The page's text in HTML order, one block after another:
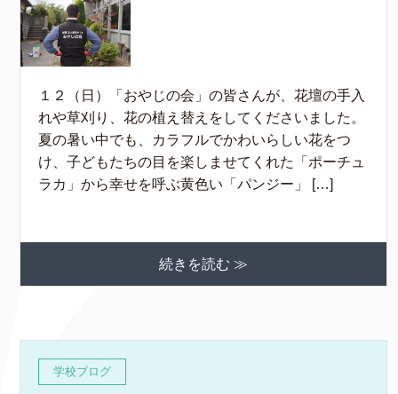
１２（日）「おやじの会」の皆さんが、花壇の手入
れや草刈り、花の植え替えをしてくださいました。
夏の暑い中でも、カラフルでかわいらしい花をつ
け、子どもたちの目を楽しませてくれた「ポーチュ
ラカ」から幸せを呼ぶ黄色い「パンジー」 […]
続きを読む ≫
学校ブログ